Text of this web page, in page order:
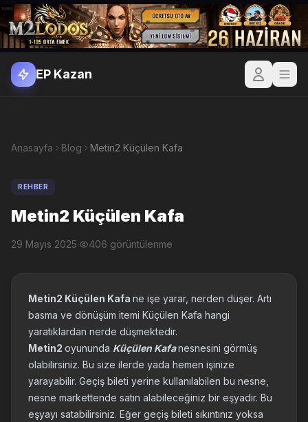
EP Kazan
Anasayfa Blog Metin2 Küçülen Kafa
REHBER
Metin2 Küçülen Kafa
29 Mayıs 2025· 406 görüntülenme
Metin2 Küçülen Kafa ne işe yarar, nerden düşer. Artı
basma ve dönüşüm itemi Küçülen Kafa hangi
yaratıklardan nerde düşmektedir.
Metin2 oyununda Küçülen Kafanesnesini görmüş
olabilirsiniz. Bu size ilerde yada hemen işinize
yarayabilir. Geçiş bileti yerine kullanılabilen bu nesne,
nesne markettende satın alabileceğiniz bir eşyadır. Bu
eşyayı satabilirsiniz. Eğer geçiş bileti sıkıntınız yoksa